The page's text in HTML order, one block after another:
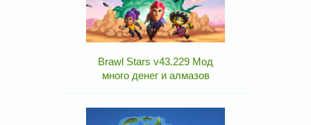
Brawl Stars v43.229 Мод
много денег и алмазов